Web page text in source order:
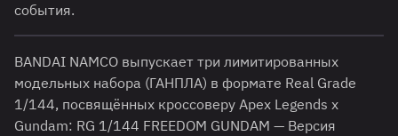
события.
BANDAI NAMCO выпускает три лимитированных
модельных набора (ГАНПЛА) в формате Real Grade
1/144, посвящённых кроссоверу Apex Legends x
Gundam: RG 1/144 FREEDOM GUNDAM — Версия